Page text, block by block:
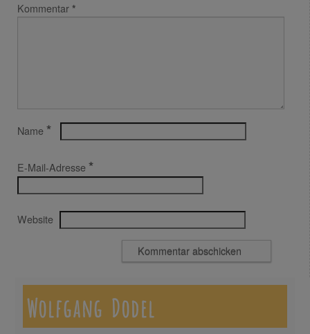
Kommentar *
Name *
E-Mail-Adresse *
Website
Wolfgang Dodel